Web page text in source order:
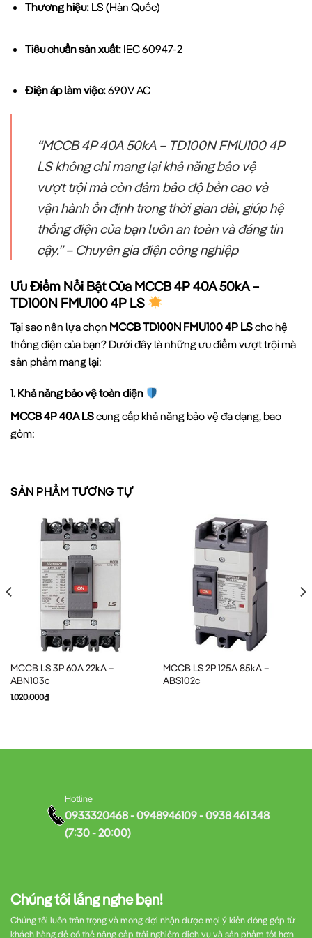
Thương hiệu:LS (Hàn Quốc)
Tiêu chuẩn sản xuất:IEC 60947-2
Điện áp làm việc:690V AC
“MCCB 4P 40A 50kA – TD100N FMU100 4P
LS không chỉ mang lại khả năng bảo vệ
vượt trội mà còn đảm bảo độ bền cao và
vận hành ổn định trong thời gian dài, giúp hệ
thống điện của bạn luôn an toàn và đáng tin
cậy.” – Chuyên gia điện công nghiệp
Ưu Điểm Nổi Bật Của MCCB 4P 40A 50kA –
TD100N FMU100 4P LS
Tại sao nên lựa chọn MCCB TD100N FMU100 4P LScho hệ
thống điện của bạn? Dưới đây là những ưu điểm vượt trội mà
sản phẩm mang lại:
1. Khả năng bảo vệ toàn diện
MCCB 4P 40A LScung cấp khả năng bảo vệ đa dạng, bao
gồm:
Bảo vệ quá tải: Ngăn chặn dòng điện vượt quá mức cho
phép trong thời gian dài
Bảo vệ ngắn mạch:Tự động ngắt mạch khi phát hiện dòng
ngắn mạch, với khả năng chịu đựng đến 50kA
Bảo vệ rò điện:Kết hợp với relay phù hợp, MCCB có thể
bảo vệ chống rò điện
tính
Được sản xuất bởi tập đoàn LS của Hàn Quốc,MCCB TD100N
Vỏ nhựa cách điện chất lượng cao, chịu nhiệt tốt
Chỉ thị trạng thái hoạt động rõ ràng (ON/OFF/TRIP)
SẢN PHẨM TƯƠNG TỰ
MCCB LS 3P 60A 22kA –
ABN103c
1.020.000₫
MCCB LS 2P 125A 85kA –
ABS102c
Chúng tôi lắng nghe bạn!
Chúng tôi luôn trân trọng và mong đợi nhận được mọi ý kiến đóng góp từ
khách hàng để có thể nâng cấp trải nghiệm dịch vụ và sản phẩm tốt hơn
Hotline
0933320468 - 0948946109 - 0938 461 348
(7:30 - 20:00)